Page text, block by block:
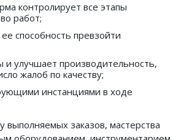
контролирует все этапы
работ;
способность превзойти
улучшает производительность,
жалоб по качеству;
инстанциями в ходе
заказов, мастерства